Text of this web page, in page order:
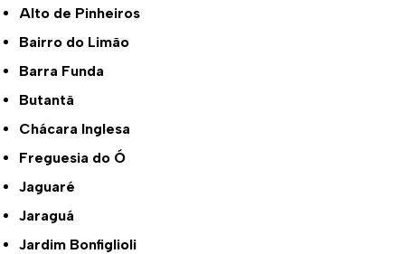
Alto de Pinheiros
Bairro do Limão
Barra Funda
Butantã
Chácara Inglesa
Freguesia do Ó
Jaguaré
Jaraguá
Jardim Bonfiglioli